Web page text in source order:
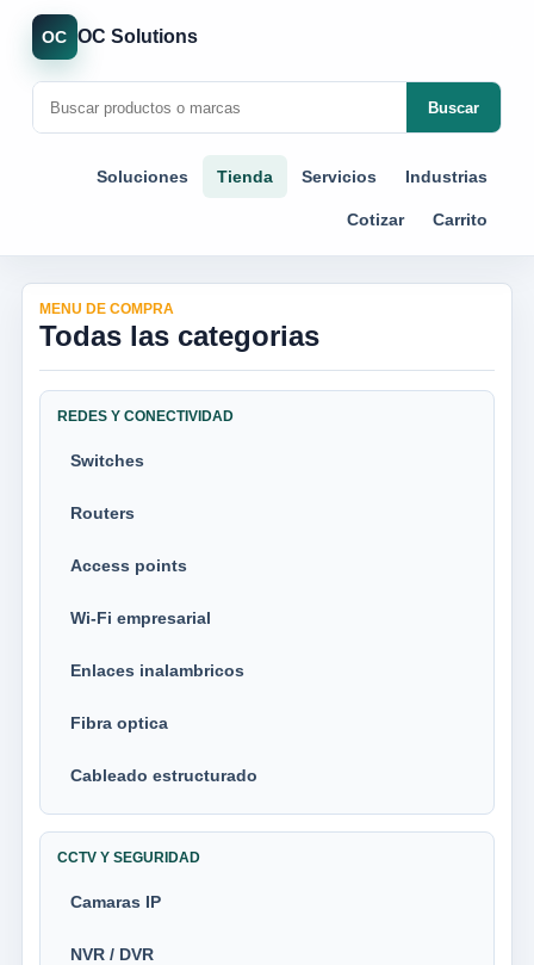
OC OC Solutions
Buscar
Soluciones Tienda Servicios Industrias
Cotizar Carrito
MENU DE COMPRA
Todas las categorias
REDES Y CONECTIVIDAD
Switches
Routers
Access points
Wi-Fi empresarial
Enlaces inalambricos
Fibra optica
Cableado estructurado
CCTV Y SEGURIDAD
Camaras IP
NVR / DVR